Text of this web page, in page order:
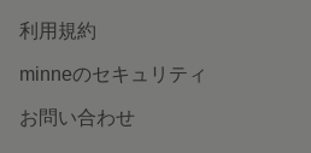
利用規約
minneのセキュリティ
お問い合わせ